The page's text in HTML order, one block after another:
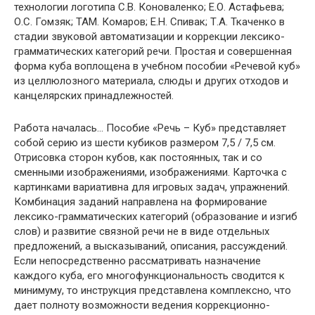
технологии логотипа С.В. Коноваленко; Е.О. Астафьева;
О.С. Гомзяк; ТАМ. Комаров; Е.Н. Спивак; Т.А. Ткаченко в
стадии звуковой автоматизации и коррекции лексико-
грамматических категорий речи. Простая и совершенная
форма куба воплощена в учебном пособии «Речевой куб»
из целлюлозного материала, слюды и других отходов и
канцелярских принадлежностей.
Работа началась… Пособие «Речь – Куб» представляет
собой серию из шести кубиков размером 7,5 / 7,5 см.
Отрисовка сторон кубов, как постоянных, так и со
сменными изображениями, изображениями. Карточка с
картинками вариативна для игровых задач, упражнений.
Комбинация заданий направлена ​​на формирование
лексико-грамматических категорий (образование и изгиб
слов) и развитие связной речи не в виде отдельных
предложений, а высказываний, описания, рассуждений.
Если непосредственно рассматривать назначение
каждого куба, его многофункциональность сводится к
минимуму, то инструкция представлена ​​комплексно, что
дает полноту возможности ведения коррекционно-